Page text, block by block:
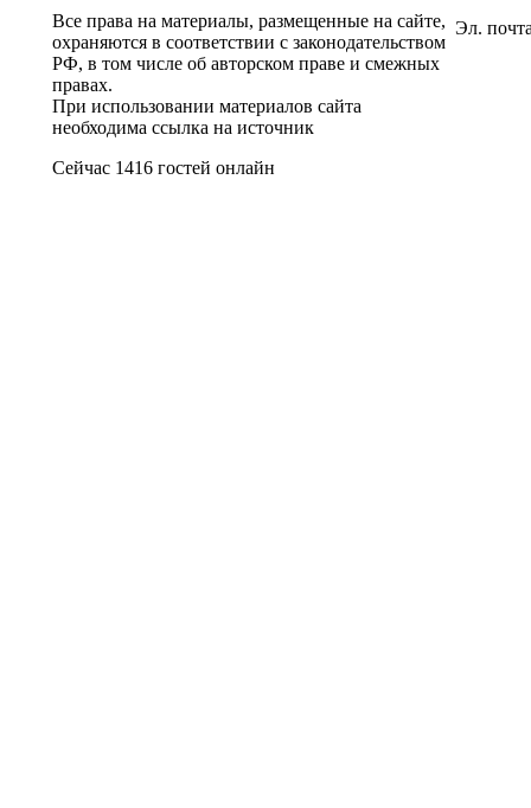
Все права на материалы, размещенные на сайте,
охраняются в соответствии с законодательством
РФ, в том числе об авторском праве и смежных
правах.
При использовании материалов сайта
необходима ссылка на источник
Сейчас 1416 гостей онлайн
Эл.